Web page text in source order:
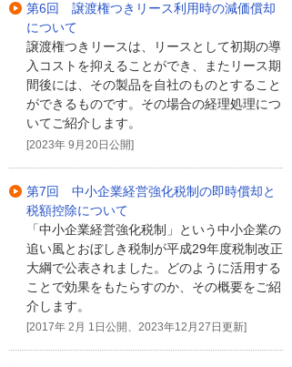
第6回 譲渡権つきリース利用時の減価償却
について
譲渡権つきリースは、リースとして初期の導
入コストを抑えることができ、またリース期
間後には、その製品を自社のものとすること
ができるものです。その場合の経理処理につ
いてご紹介します。
[2023年 9月20日公開]
第7回 中小企業経営強化税制の即時償却と
税額控除について
「中小企業経営強化税制」という中小企業の
追い風とおぼしき税制が平成29年度税制改正
大綱で公表されました。どのように活用する
ことで効果をもたらすのか、その概要をご紹
介します。
[2017年 2月 1日公開、2023年12月27日更新]